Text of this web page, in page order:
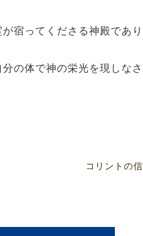
宿ってくださる神殿であ
の体で神の栄光を現しなさ
コリントの